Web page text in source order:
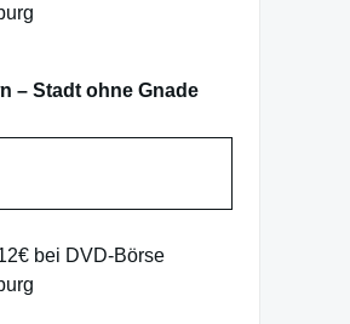
– Stadt ohne Gnade
bei DVD-Börse